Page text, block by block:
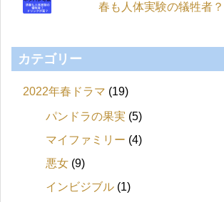
春も人体実験の犠牲者
カテゴリー
2022年春ドラマ (19)
パンドラの果実 (5)
マイファミリー (4)
悪女 (9)
インビジブル (1)